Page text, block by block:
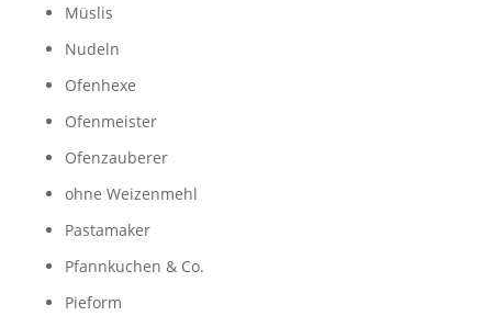
Müslis
Nudeln
Ofenhexe
Ofenmeister
Ofenzauberer
ohne Weizenmehl
Pastamaker
Pfannkuchen & Co.
Pieform